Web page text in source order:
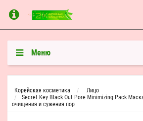
Меню
Корейская косметика
Лицо
Secret Key Black Out Pore Minimizing Pack
очищения и сужения пор